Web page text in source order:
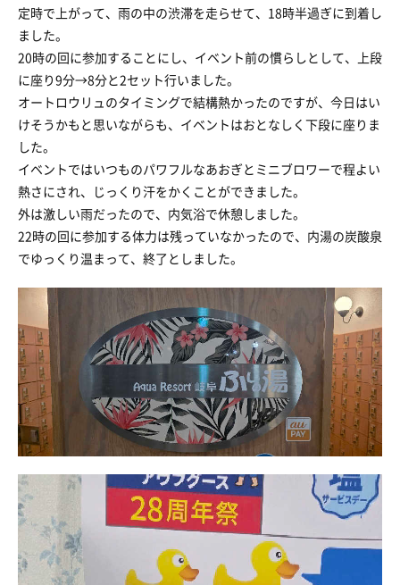
定時で上がって、雨の中の渋滞を走らせて、18時半過ぎに到着し
ました。
20時の回に参加することにし、イベント前の慣らしとして、上段
に座り9分→8分と2セット行いました。
オートロウリュのタイミングで結構熱かったのですが、今日はい
けそうかもと思いながらも、イベントはおとなしく下段に座りま
した。
イベントではいつものパワフルなあおぎとミニブロワーで程よい
熱さにされ、じっくり汗をかくことができました。
外は激しい雨だったので、内気浴で休憩しました。
22時の回に参加する体力は残っていなかったので、内湯の炭酸泉
でゆっくり温まって、終了としました。